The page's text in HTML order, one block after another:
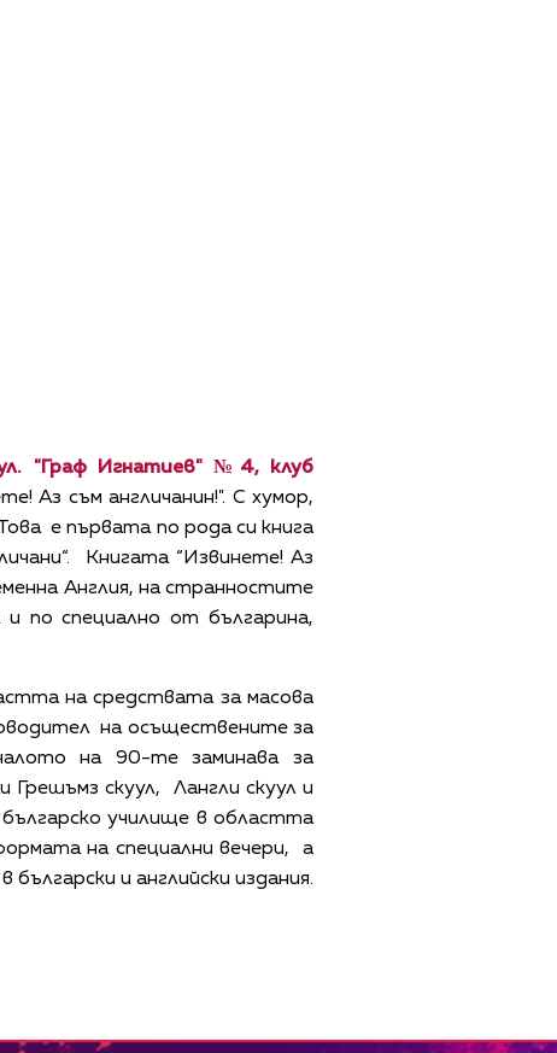
"Граф Игнатиев" №4, клуб
Аз съм англичанин!". С хумор,
е първата по рода си книга
Книгата “Извинете! Аз
Англия, на странностите
по специално от българина,
на средствата за масова
на осъществените за
на 90-те заминава за
скуул, Лангли скуул и
училище в областта
на специални вечери, а
и английски издания.